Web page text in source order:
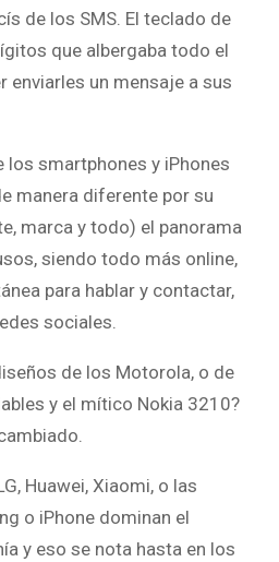
de los SMS. El teclado de
que albergaba todo el
enviarles un mensaje a sus
los smartphones y iPhones
manera diferente por su
marca y todo) el panorama
siendo todo más online,
para hablar y contactar,
sociales.
de los Motorola, o de
y el mítico Nokia 3210?
Huawei, Xiaomi, o las
o iPhone dominan el
y eso se nota hasta en los